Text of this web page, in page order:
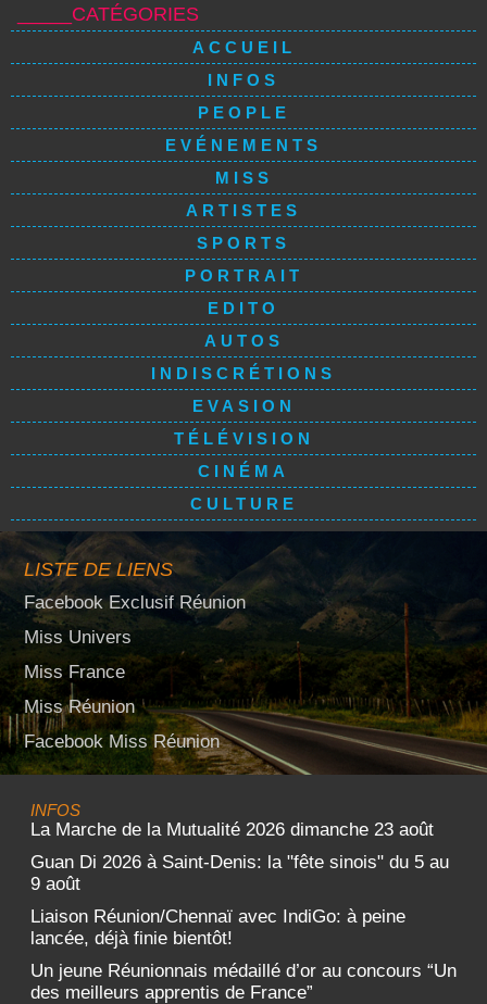
_____CATÉGORIES
ACCUEIL
INFOS
PEOPLE
EVÉNEMENTS
MISS
ARTISTES
SPORTS
PORTRAIT
EDITO
AUTOS
INDISCRÉTIONS
EVASION
TÉLÉVISION
CINÉMA
CULTURE
LISTE DE LIENS
Facebook Exclusif Réunion
Miss Univers
Miss France
Miss Réunion
Facebook Miss Réunion
INFOS
La Marche de la Mutualité 2026 dimanche 23 août
Guan Di 2026 à Saint-Denis: la "fête sinois" du 5 au
9 août
Liaison Réunion/Chennaï avec IndiGo: à peine
lancée, déjà finie bientôt!
Un jeune Réunionnais médaillé d’or au concours “Un
des meilleurs apprentis de France”